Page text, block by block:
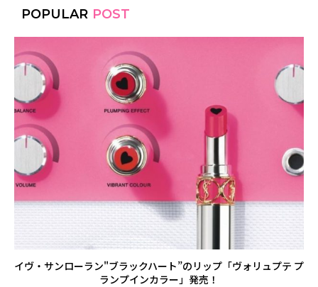
POPULAR POST
イヴ・サンローラン"ブラックハート”のリップ「ヴォリュプテ プ
ランプインカラー」発売！